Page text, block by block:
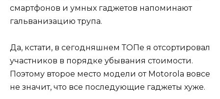
смартфонов и умных гаджетов напоминают
гальванизацию трупа.
Да, кстати, в сегодняшнем ТОПе я отсортировал
участников в порядке убывания стоимости.
Поэтому второе место модели от Motorola вовсе
не значит, что все последующие гаджеты хуже.